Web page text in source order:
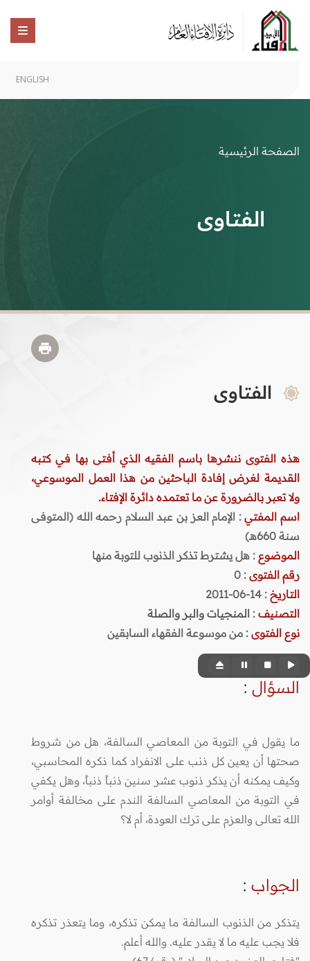
ENGLISH
الصفحة الرئيسية
الفتاوى
الفتاوى
هذه الفتوى ننشرها باسم الفقيه الذي أفتى بها في كتبه
القديمة لغرض إفادة الباحثين من هذا العمل الموسوعي،
ولا تعبر بالضرورة عن ما تعتمده دائرة الإفتاء.
اسم المفتي: الإمام العز بن عبد السلام رحمه الله (المتوفى
سنة 660هـ)
الموضوع : هل يشترط تذكر الذنوب للتوبة منها
رقم الفتوى :
0
التاريخ : 14-06-2011
التصنيف : المنجيات والبر والصلة
نوع الفتوى : من موسوعة الفقهاء السابقين
السؤال :
ما يقول في التوبة من المعاصي السالفة، هل من شروط
صحتها أن يعين كل ذنب على الانفراد كما ذكره المحاسبي،
وكيف يمكنه أن يذكر ذنوب عشر سنين ذنباً ذنباً، وهل يكفي
في التوبة من المعاصي السالفة الندم على مخالفة أوامر
الله تعالى والعزم على ترك العودة، أم لا؟
الجواب :
يتذكر من الذنوب السالفة ما يمكن تذكره، وما يتعذر تذكره
فلا يجب عليه ما لا يقدر عليه. والله أعلم.